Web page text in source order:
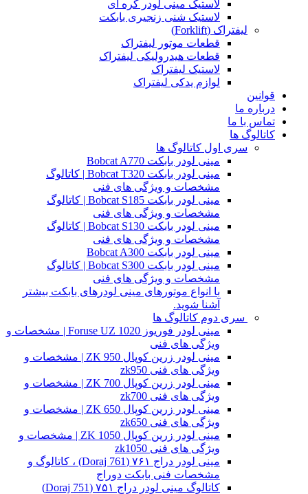
لاستیک مینی لودر کره ای
لاستیک شنی زنجیری بابکت
لیفتراک (Forklift)
قطعات موتور لیفتراک
قطعات هیدرولیکی لیفتراک
لاستیک لیفتراک
لوازم یدکی لیفتراک
قوانین
درباره ما
تماس با ما
کاتالوگ ها
سری اول کاتالوگ ها
مینی لودر بابکت Bobcat A770
مینی لودر بابکت Bobcat T320 | کاتالوگ
مشخصات و ویژگی های فنی
مینی لودر بابکت Bobcat S185 | کاتالوگ
مشخصات و ویژگی های فنی
مینی لودر بابکت Bobcat S130 | کاتالوگ
مشخصات و ویژگی های فنی
مینی لودر بابکت Bobcat A300
مینی لودر بابکت Bobcat S300 | کاتالوگ
مشخصات و ویژگی های فنی
با انواع موتورهای مینی لودرهای بابکت بیشتر
آشنا شوید.
سری دوم کاتالوگ ها
مینی لودر فوریوز Foruse UZ 1020 | مشخصات و
ویژگی های فنی
مینی لودر زرین کوپال ZK 950 | مشخصات و
ویژگی های فنی zk950
مینی لودر زرین کوپال ZK 700 | مشخصات و
ویژگی های فنی zk700
مینی لودر زرین کوپال ZK 650 | مشخصات و
ویژگی های فنی zk650
مینی لودر زرین کوپال ZK 1050 | مشخصات و
ویژگی های فنی zk1050
مینی لودر دراج ۷۶۱ (Doraj 761) ، کاتالوگ و
مشخصات فنی بابکت دوراج
کاتالوگ مینی لودر دراج ۷۵۱ (Doraj 751)